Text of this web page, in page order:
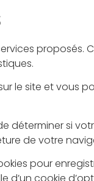
proposés.
le site et vous
déterminer si
de votre
pour